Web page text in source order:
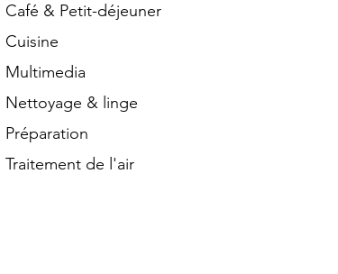
Café & Petit-déjeuner
Cuisine
Multimedia
Nettoyage & linge
Préparation
Traitement de l'air